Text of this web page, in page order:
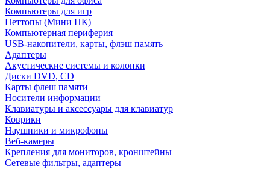
Компьютеры для игр
Неттопы (Мини ПК)
Компьютерная периферия
USB-накопители, карты, флэш память
Адаптеры
Акустические системы и колонки
Диски DVD, CD
Карты флеш памяти
Носители информации
Клавиатуры и аксессуары для клавиатур
Коврики
Наушники и микрофоны
Веб-камеры
Крепления для мониторов, кронштейны
Сетевые фильтры, адаптеры